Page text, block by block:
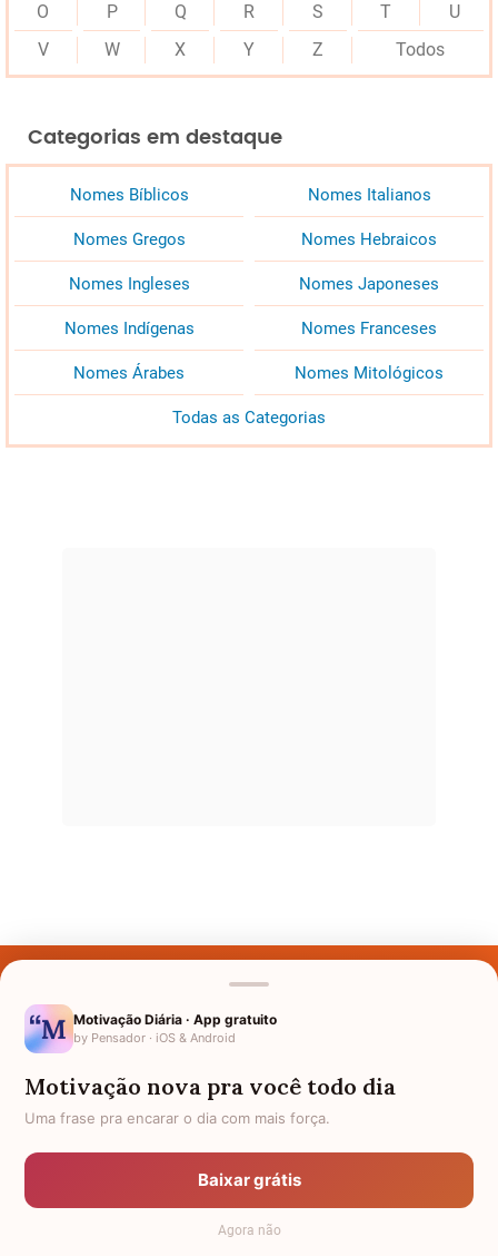
O
P Q R S T
U
V
W X Y Z Todos
Categorias em destaque
Nomes Bíblicos Nomes Italianos
Nomes Gregos Nomes Hebraicos
Nomes Ingleses Nomes Japoneses
Nomes Indígenas Nomes Franceses
Nomes Árabes Nomes Mitológicos
Todas as Categorias
Nomes pelo Mundo
Política de Privacidade
Anuncie
Termos de Uso
Motivação Diária · App gratuito
by Pensador · iOS & Android
Motivação nova pra você todo dia
Uma frase pra encarar o dia com mais força.
Baixar grátis
Agora não